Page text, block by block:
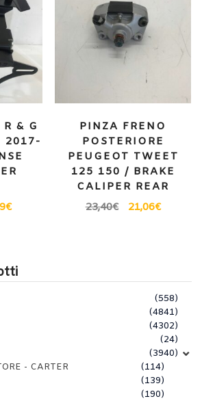
& G
2017-
€
PINZA FRENO
POSTERIORE
PEUGEOT TWEET
125 150 / BRAKE
CALIPER REAR
23,40€ 21,06€
(558)
(4841)
(4302)
(24)
(3940)
- CARTER
(114)
(139)
(190)